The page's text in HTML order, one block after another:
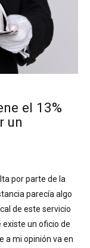
el 13%
un
por parte de la
parecía algo
de este servicio
existe un oficio de
a mi opinión va en